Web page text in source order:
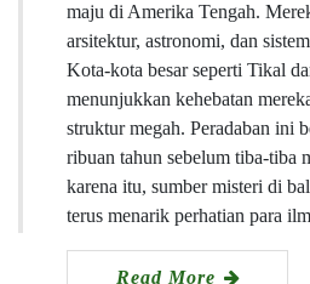
maju di Amerika Tengah.
arsitektur, astronomi, dan
Kota-kota besar seperti Tikal
menunjukkan kehebatan
struktur megah. Peradaban ini
ribuan tahun sebelum tiba-tiba
karena itu, sumber misteri di
terus menarik perhatian para
Read More